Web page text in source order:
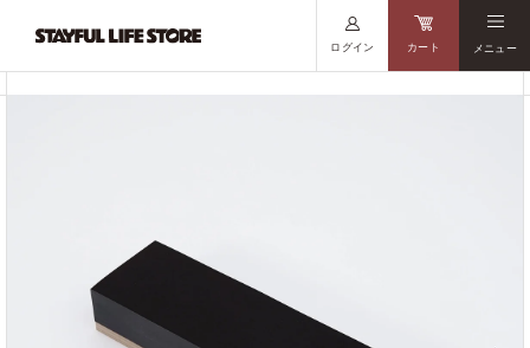
ログイン カート メニュー